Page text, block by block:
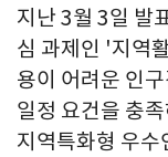
지난 3월 3일 발
심 과제인 '지역
용이 어려운 인
일정 요건을 충
지역특화형 우